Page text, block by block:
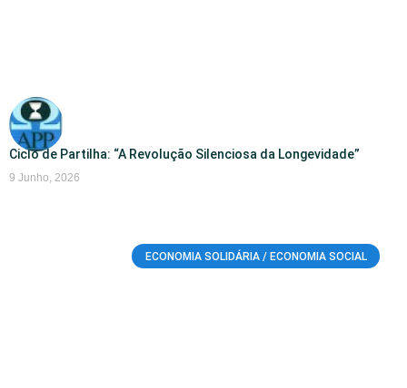
Ciclo de Partilha: “A Revolução Silenciosa da Longevidade”
9 Junho, 2026
ECONOMIA SOLIDÁRIA / ECONOMIA SOCIAL